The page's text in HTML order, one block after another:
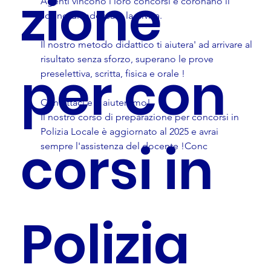
zione
per con
corsi in
Polizia
sogno di indossare la divisa.
Il nostro metodo didattico ti aiutera' ad arrivare al
risultato senza sforzo, superano le prove
preselettiva, scritta, fisica e orale !
Contattaci e ti aiuteremo!
Il nostro corso di preparazione per concorsi in
Polizia Locale è aggiornato al 2025 e avrai
sempre l'assistenza del docente !Conc